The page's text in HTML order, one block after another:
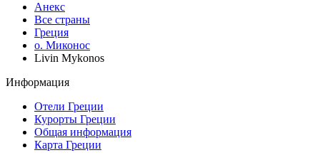
Анекс
Все страны
Греция
о. Миконос
Livin Mykonos
Информация
Отели Греции
Курорты Греции
Общая информация
Карта Греции